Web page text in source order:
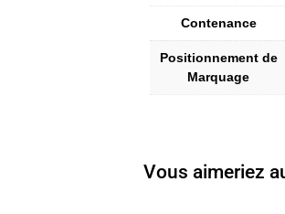
Contenance
Positionnement de
Marquage
Vous aimeriez